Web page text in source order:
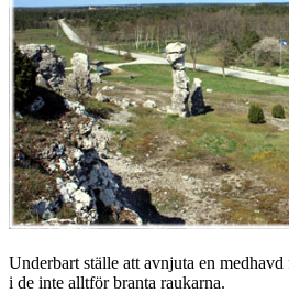
Underbart ställe att avnjuta en
i de inte alltför branta raukarna.